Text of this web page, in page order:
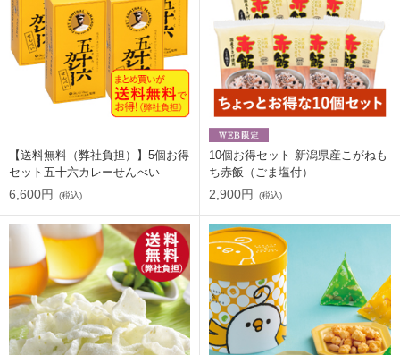
【送料無料（弊社負担）】5個お得
セット五十六カレーせんべい
6,600円 (税込)
10個お得セット 新潟県産こがねも
ち赤飯（ごま塩付）
2,900円 (税込)